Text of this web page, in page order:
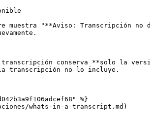
muestra "**Aviso: Transcripción
conserva **solo la
transcripción no lo incluye.
%}
whats-in-a-transcript.md)